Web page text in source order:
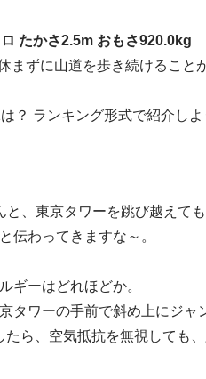
たかさ2.5m おもさ920.0kg
まずに山道を歩き続けること
？ ランキング形式で紹介しよ
、東京タワーを跳び越えて
伝わってきますな～。
ギーはどれほどか。
タワーの手前で斜め上にジ
たら、空気抵抗を無視して